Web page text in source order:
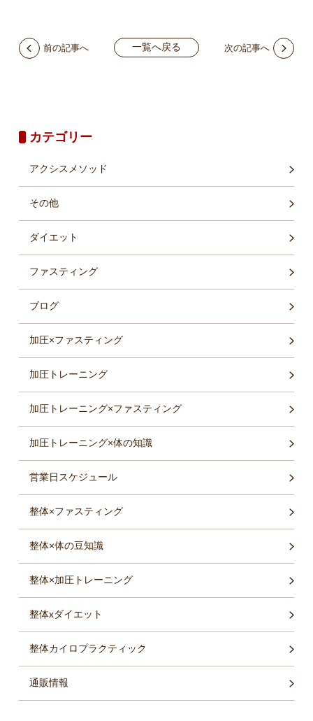
前の記事へ 一覧へ戻る 次の記事へ
カテゴリー
アクシスメソッド
その他
ダイエット
ファスティング
ブログ
加圧×ファスティング
加圧トレーニング
加圧トレーニング×ファスティング
加圧トレーニング×体の知識
営業日スケジュール
整体×ファスティング
整体×体の豆知識
整体×加圧トレーニング
整体xダイエット
整体カイロプラクティック
通販情報